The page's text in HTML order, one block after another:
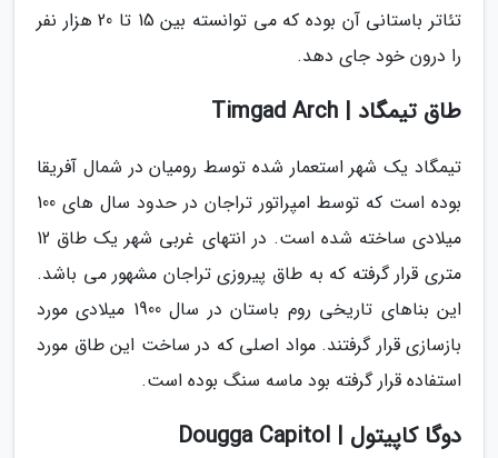
تئاتر باستانی آن بوده که می توانسته بین 15 تا 20 هزار نفر
را درون خود جای دهد.
طاق تیمگاد | Timgad Arch
تیمگاد یک شهر استعمار شده توسط رومیان در شمال آفریقا
بوده است که توسط امپراتور تراجان در حدود سال های 100
میلادی ساخته شده است. در انتهای غربی شهر یک طاق 12
متری قرار گرفته که به طاق پیروزی تراجان مشهور می باشد.
این بناهای تاریخی روم باستان در سال 1900 میلادی مورد
بازسازی قرار گرفتند. مواد اصلی که در ساخت این طاق مورد
استفاده قرار گرفته بود ماسه سنگ بوده است.
دوگا کاپیتول | Dougga Capitol